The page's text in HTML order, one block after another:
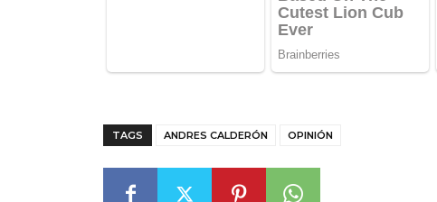
TAGS ANDRES CALDERÓN OPINIÓN